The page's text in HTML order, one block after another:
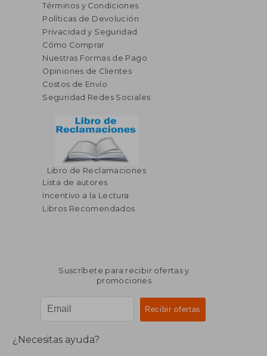
Términos y Condiciones
Políticas de Devolución
Privacidad y Seguridad
Cómo Comprar
Nuestras Formas de Pago
Opiniones de Clientes
Costos de Envío
Seguridad Redes Sociales
Libro de Reclamaciones
Lista de autores
Incentivo a la Lectura
Libros Recomendados
Suscríbete para recibir ofertas y
promociones
¿Necesitas ayuda?